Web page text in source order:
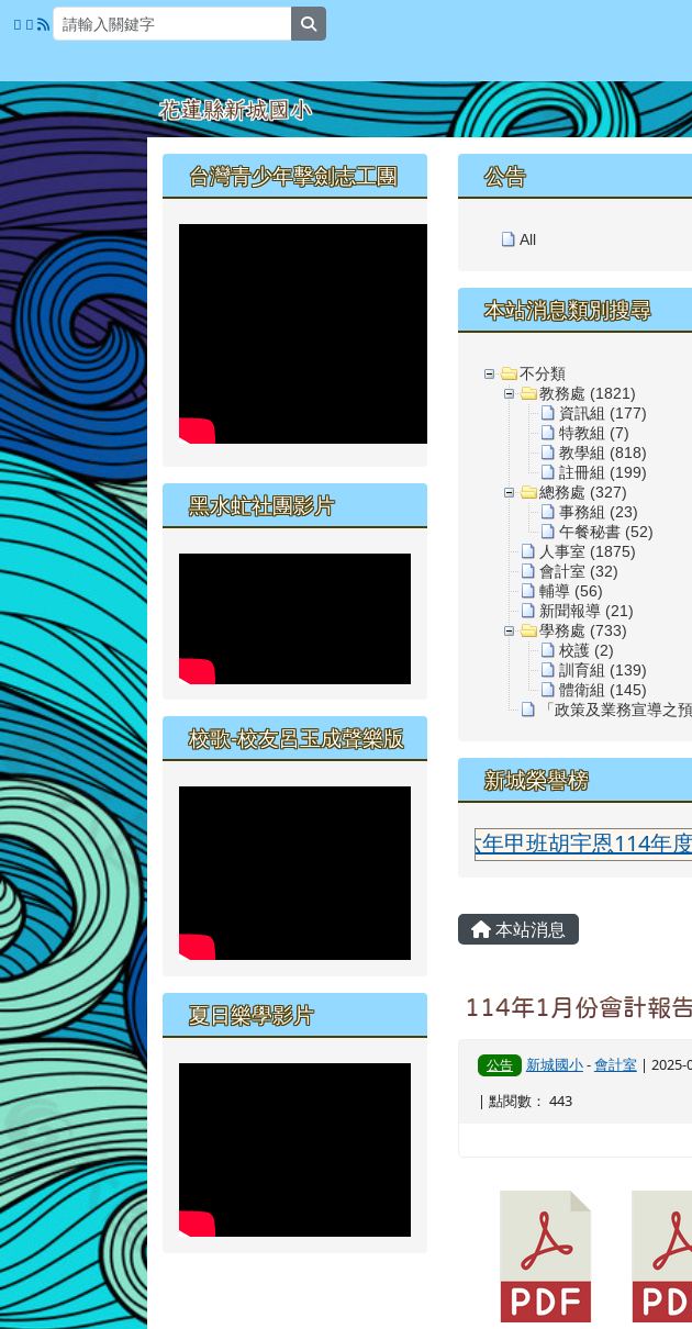
跳至主內容區
花蓮縣新城國小
左邊區域內容
台灣青少年擊劍志工團
黑水虻社團影片
校歌-校友呂玉成聲樂版
夏日樂學影片
上中區域內容
公告
All
本站消息類別搜尋
不分類
教務處 (1821)
資訊組 (177)
特教組 (7)
教學組 (818)
註冊組 (199)
總務處 (327)
事務組 (23)
午餐秘書 (52)
人事室 (1875)
會計室 (32)
輔導 (56)
新聞報導 (21)
學務處 (733)
校護 (2)
訓育組 (139)
體衛組 (145)
「政策及業務宣導之
新城榮譽榜
恭賀六年甲班胡宇恩114年度第1次
主內容區域
本站消息
114年1月份會計報
公告 新城國小-會計室 | 2025-
| 點閱數： 443
頁尾區域